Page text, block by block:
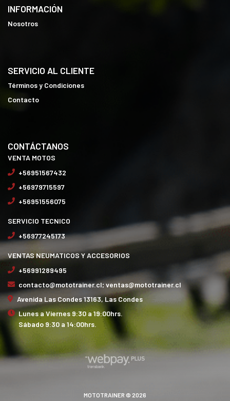
INFORMACIÓN
Nosotros
SERVICIO AL CLIENTE
Términos y Condiciones
Contacto
CONTÁCTANOS
VENTA MOTOS
+56951567432
+56979715597
+56951556075
SERVICIO TECNICO
+56977245173
VENTAS NEUMATICOS Y ACCESORIOS
+56991289495
contacto@mototrainer.cl; ventas@mototrainer.cl
Avenida Las Condes 13163, Las Condes
Lunes a Viernes 9:30 a 19:00hrs.
Sábado 9:30 a 14:00hrs.
MOTOTRAINER © 2026